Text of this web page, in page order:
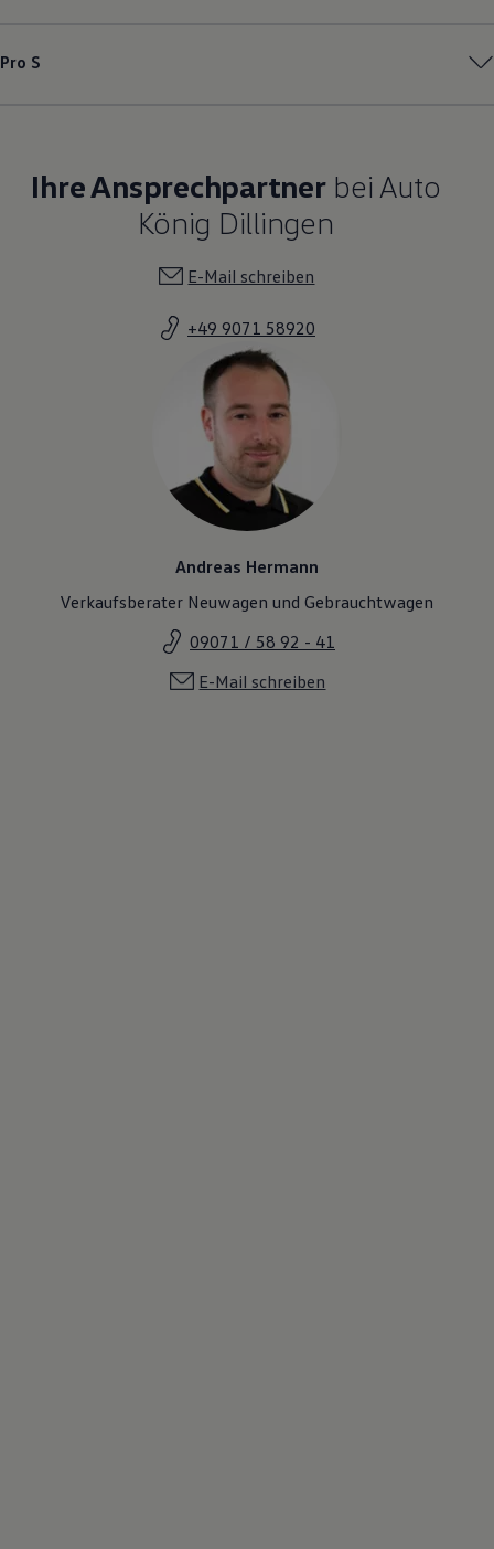
Pro S
Ihre Ansprechpartnerbei Auto
König Dillingen
E-Mail schreiben
+49 9071 58920
Andreas Hermann
Verkaufsberater Neuwagen und Gebrauchtwagen
09071 / 58 92 - 41
E-Mail schreiben